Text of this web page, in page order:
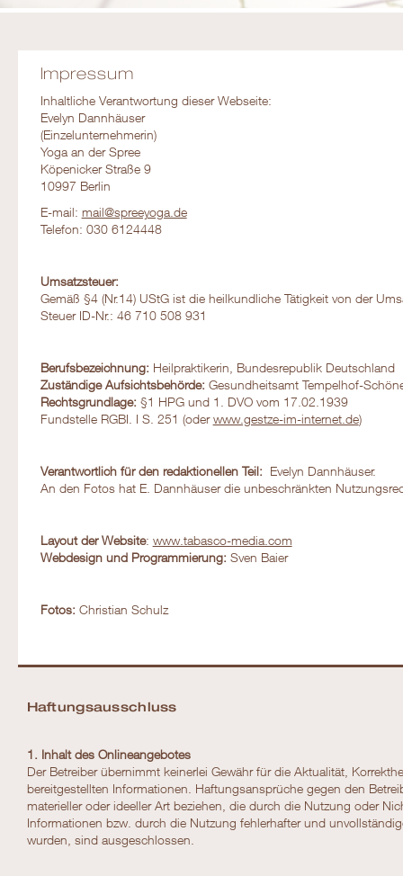
Impressum
Inhaltliche Verantwortung dieser Webseite:
Evelyn Dannhäuser
(Einzelunternehmerin)
Yoga an der Spree
Köpenicker Straße 9
10997 Berlin
E-mail: mail@spreeyoga.de
Telefon: 030 6124448
Umsatzsteuer:
Gemäß §4 (Nr.14) UStG ist die heilkundliche Tätigkeit von der
Steuer ID-Nr.: 46 710 508 931
Berufsbezeichnung: Heilpraktikerin, Bundesrepublik Deutschland
Zuständige Aufsichtsbehörde: Gesundheitsamt Tempelhof-
Rechtsgrundlage: §1 HPG und 1. DVO vom 17.02.1939
Fundstelle RGBI. I S. 251 (oderwww.gestze-im-internet.de)
Verantwortlich für den redaktionellen Teil: Evelyn Dannhäuser.
An den Fotos hat E. Dannhäuser die unbeschränkten
Layout der Website: www.tabasco-media.com
Webdesign und Programmierung: Sven Baier
Fotos: Christian Schulz
Haftungsausschluss
1. Inhalt des Onlineangebotes
Der Betreiber übernimmt keinerlei Gewähr für die Aktualität,
bereitgestellten Informationen. Haftungsansprüche gegen den
materieller oder ideeller Art beziehen, die durch die Nutzung oder
Informationen bzw. durch die Nutzung fehlerhafter und
wurden, sind ausgeschlossen.